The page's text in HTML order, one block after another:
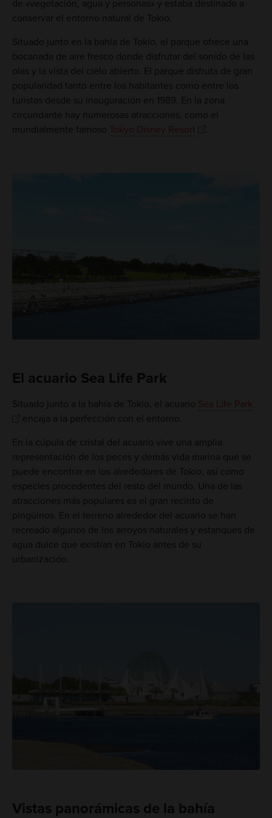
de «vegetación, agua y personas» y estaba destinado a
conservar el entorno natural de Tokio.
Situado junto en la bahía de Tokio, el parque ofrece una
bocanada de aire fresco donde disfrutar del sonido de las
olas y la vista del cielo abierto. El parque disfruta de gran
popularidad tanto entre los habitantes como entre los
turistas desde su inauguración en 1989. En la zona
circundante hay numerosas atracciones, como el
mundialmente famoso Tokyo Disney Resort
El acuario Sea Life Park
Situado junto a la bahía de Tokio, el acuario Sea Life Park
encaja a la perfección con el entorno.
En la cúpula de cristal del acuario vive una amplia
representación de los peces y demás vida marina que se
puede encontrar en los alrededores de Tokio, así como
especies procedentes del resto del mundo. Una de las
atracciones más populares es el gran recinto de
pingüinos. En el terreno alrededor del acuario se han
recreado algunos de los arroyos naturales y estanques de
agua dulce que existían en Tokio antes de su
urbanización.
Vistas panorámicas de la bahía